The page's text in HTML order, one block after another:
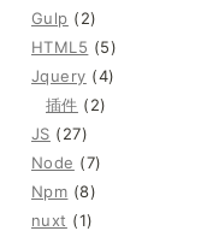
Gulp (2)
HTML5 (5)
Jquery (4)
插件 (2)
JS (27)
Node (7)
Npm (8)
nuxt (1)